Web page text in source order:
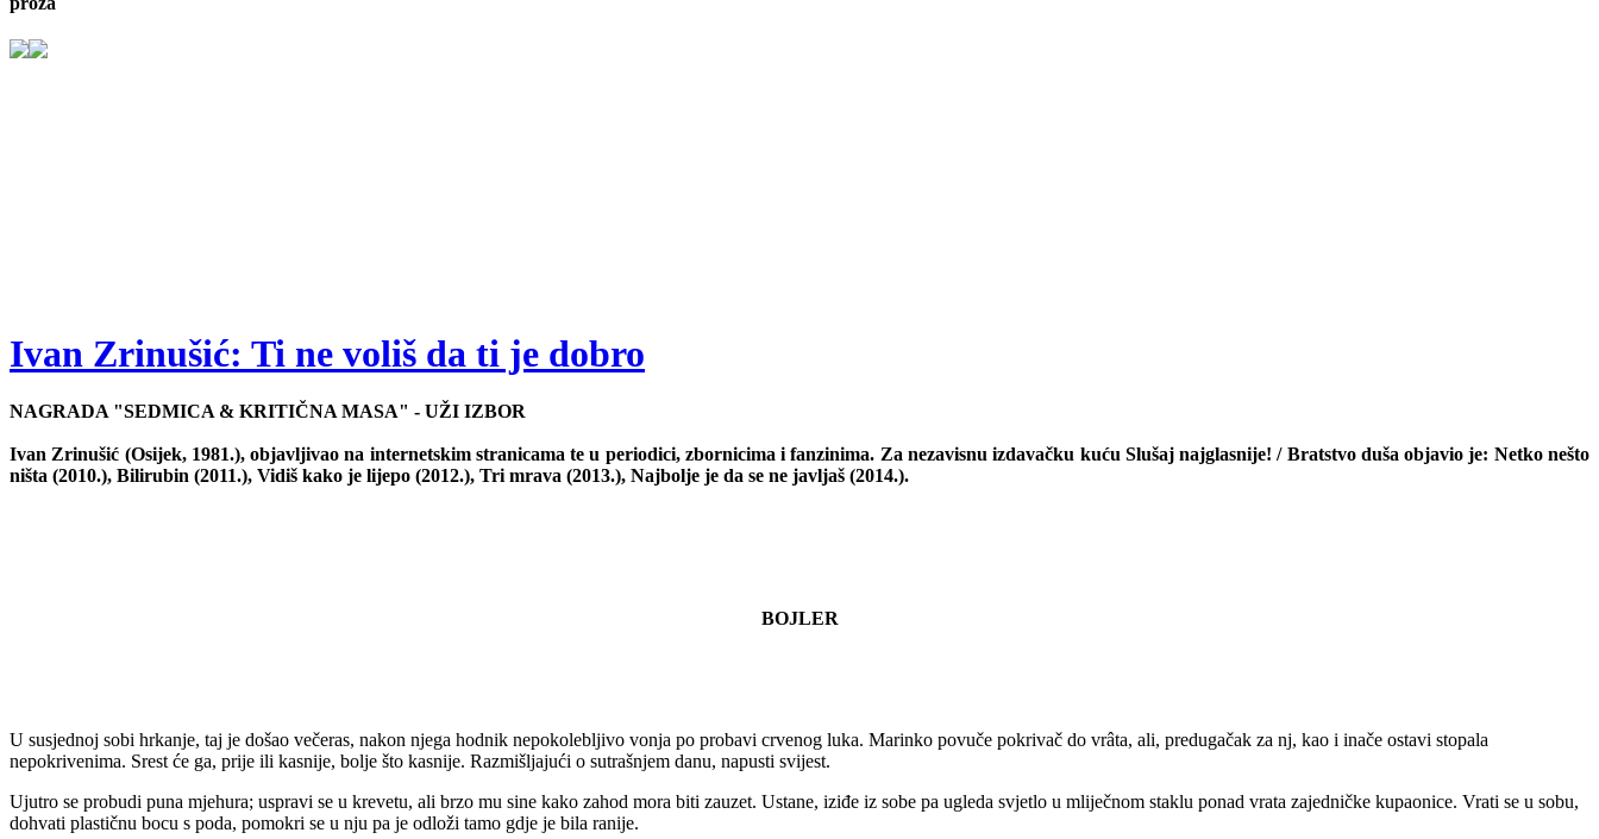
Ivan Zrinušić: Ti ne voliš da ti je dobro
NAGRADA "SEDMICA & KRITIČNA MASA" - UŽI IZBOR
Ivan Zrinušić (Osijek, 1981.), objavljivao na internetskim stranicama te u periodici, zbornicima i fanzinima. Za nezavisnu izdavačku kuću Slušaj najglasnije! / Bratstvo duša objavio je: Netko nešto
ništa (2010.), Bilirubin (2011.), Vidiš kako je lijepo (2012.), Tri mrava (2013.), Najbolje je da se ne javljaš (2014.).
BOJLER
U susjednoj sobi hrkanje, taj je došao večeras, nakon njega hodnik nepokolebljivo vonja po probavi crvenog luka. Marinko povuče pokrivač do vrâta, ali, predugačak za nj, kao i inače ostavi stopala
nepokrivenima. Srest će ga, prije ili kasnije, bolje što kasnije. Razmišljajući o sutrašnjem danu, napusti svijest.
Ujutro se probudi puna mjehura; uspravi se u krevetu, ali brzo mu sine kako zahod mora biti zauzet. Ustane, iziđe iz sobe pa ugleda svjetlo u mliječnom staklu ponad vrata zajedničke kupaonice. Vrati se u sobu,
dohvati plastičnu bocu s poda, pomokri se u nju pa je odloži tamo gdje je bila ranije.